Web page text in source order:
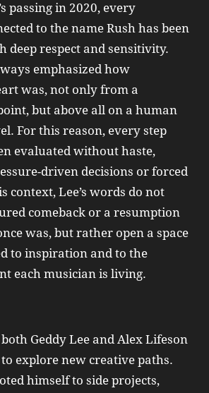
passing in 2020, every
to the name Rush has been
deep respect and sensitivity.
emphasized how
was, not only from a
but above all on a human
For this reason, every step
evaluated without haste,
driven decisions or forced
context, Lee’s words do not
comeback or a resumption
was, but rather open a space
to inspiration and to the
each musician is living.
Geddy Lee and Alex Lifeson
explore new creative paths.
himself to side projects,